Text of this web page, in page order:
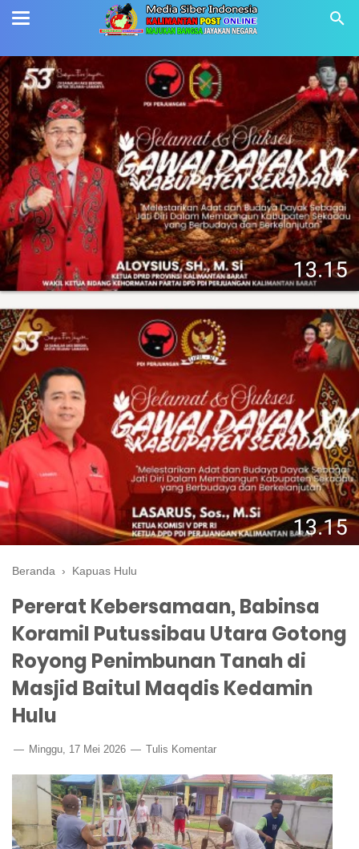
Beranda › Kapuas Hulu
Pererat Kebersamaan, Babinsa
Koramil Putussibau Utara Gotong
Royong Penimbunan Tanah di
Masjid Baitul Maqdis Kedamin
Hulu
Minggu, 17 Mei 2026 Tulis Komentar